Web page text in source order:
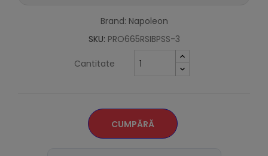
Brand: Napoleon
SKU: PRO665RSIBPSS-3
Cantitate
CUMPĂRĂ